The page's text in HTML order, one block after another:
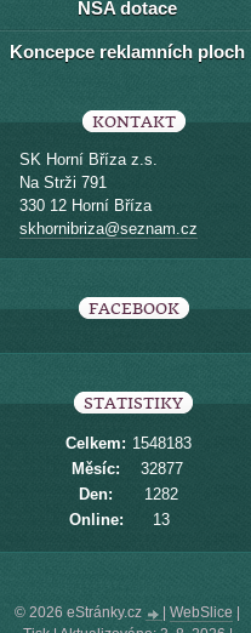
NSA dotace
Koncepce reklamních ploch
KONTAKT
SK Horní Bříza z.s.
Na Strži 791
330 12 Horní Bříza
skhornibriza@seznam.cz
FACEBOOK
STATISTIKY
Online: 13
Celkem: 1548183
Měsíc:
32877
Den:
1282
© 2026 eStránky.cz WebSlice